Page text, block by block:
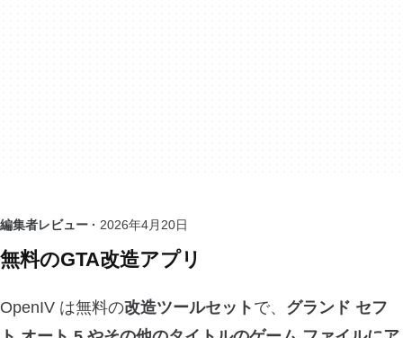
編集者レビュー · 2026年4月20日
無料のGTA改造アプリ
OpenIV は無料の改造ツールセット で、 グランド セフ